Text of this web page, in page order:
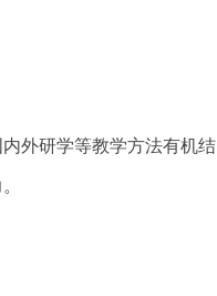
外研学等教学方法有机结